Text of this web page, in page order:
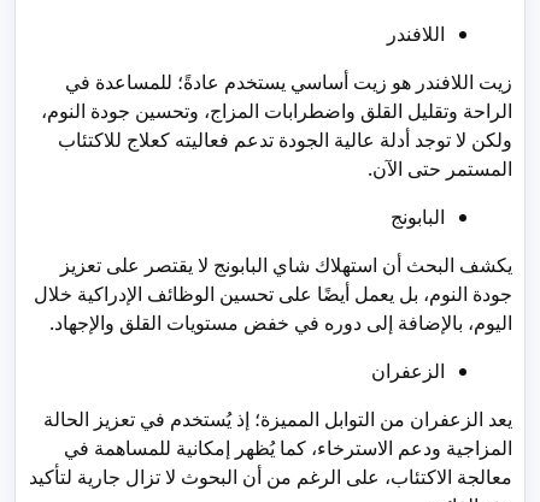
اللافندر
زيت اللافندر هو زيت أساسي يستخدم عادةً؛ للمساعدة في
الراحة وتقليل القلق واضطرابات المزاج، وتحسين جودة النوم،
ولكن لا توجد أدلة عالية الجودة تدعم فعاليته كعلاج للاكتئاب
المستمر حتى الآن.
البابونج
يكشف البحث أن استهلاك شاي البابونج لا يقتصر على تعزيز
جودة النوم، بل يعمل أيضًا على تحسين الوظائف الإدراكية خلال
اليوم، بالإضافة إلى دوره في خفض مستويات القلق والإجهاد.
الزعفران
يعد الزعفران من التوابل المميزة؛ إذ يُستخدم في تعزيز الحالة
المزاجية ودعم الاسترخاء، كما يُظهر إمكانية للمساهمة في
معالجة الاكتئاب، على الرغم من أن البحوث لا تزال جارية لتأكيد